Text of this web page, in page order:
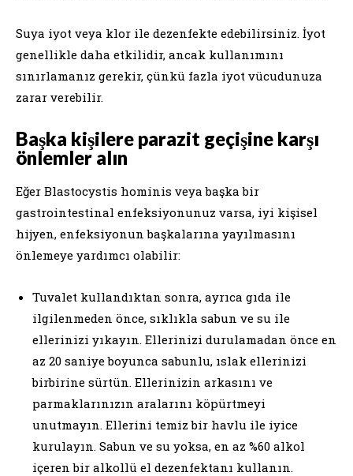
Suya iyot veya klor ile dezenfekte edebilirsiniz. İyot
genellikle daha etkilidir, ancak kullanımını
sınırlamanız gerekir, çünkü fazla iyot vücudunuza
zarar verebilir.
Başka kişilere parazit geçişine karşı
önlemler alın
Eğer Blastocystis hominis veya başka bir
gastrointestinal enfeksiyonunuz varsa, iyi kişisel
hijyen, enfeksiyonun başkalarına yayılmasını
önlemeye yardımcı olabilir:
Tuvalet kullandıktan sonra, ayrıca gıda ile
ilgilenmeden önce, sıklıkla sabun ve su ile
ellerinizi yıkayın. Ellerinizi durulamadan önce en
az 20 saniye boyunca sabunlu, ıslak ellerinizi
birbirine sürtün. Ellerinizin arkasını ve
parmaklarınızın aralarını köpürtmeyi
unutmayın. Ellerini temiz bir havlu ile iyice
kurulayın. Sabun ve su yoksa, en az %60 alkol
içeren bir alkollü el dezenfektanı kullanın.